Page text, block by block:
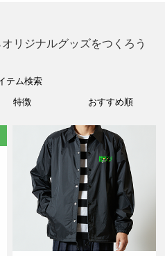
リジナルグッズをつくろう
テム検索